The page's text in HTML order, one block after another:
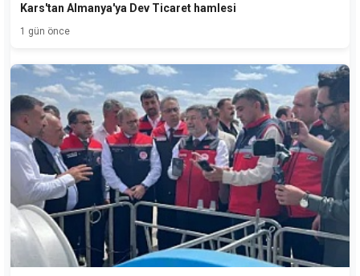
Kars'tan Almanya'ya Dev Ticaret hamlesi
1 gün önce